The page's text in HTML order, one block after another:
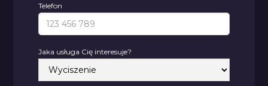
Telefon
Jaka usługa Cię interesuje?